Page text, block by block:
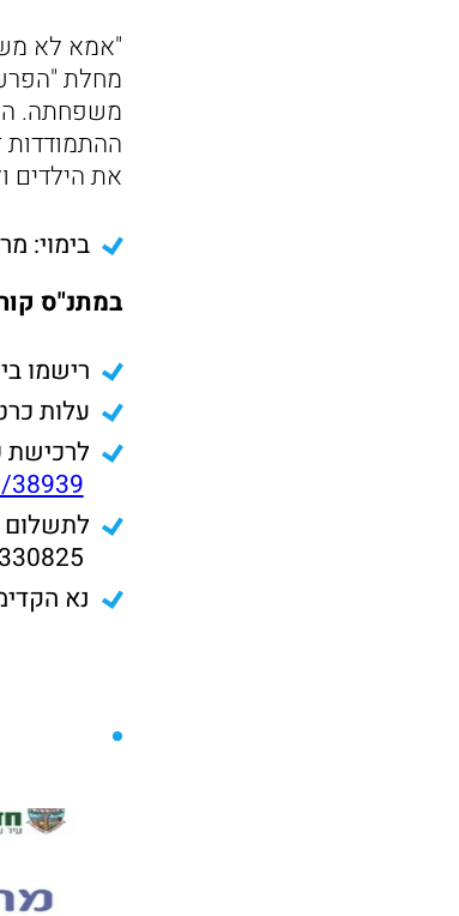
"אמא לא
מחלת
משפחתה.
את הילדים
בימוי:
במתנ"ס
רישמו ביומן – יום
עלות כרטיס 20 ש"ח +
לרכישת
38939
לתשלום
נא